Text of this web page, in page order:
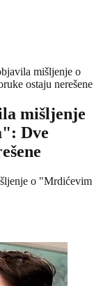
mišljenje o
ostaju nerešene
mišljenje
Dve
o "Mrdićevim